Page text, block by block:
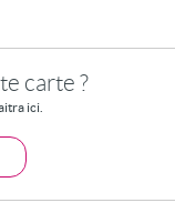
carte ?
ici.